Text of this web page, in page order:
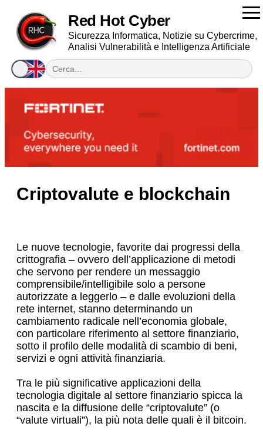
Red Hot Cyber
Sicurezza Informatica, Notizie su Cybercrime,
Analisi Vulnerabilità e Intelligenza Artificiale
Criptovalute e blockchain
Le nuove tecnologie, favorite dai progressi della
crittografia – ovvero dell’applicazione di metodi
che servono per rendere un messaggio
comprensibile/intelligibile solo a persone
autorizzate a leggerlo – e dalle evoluzioni della
rete internet, stanno determinando un
cambiamento radicale nell’economia globale,
con particolare riferimento al settore finanziario,
sotto il profilo delle modalità di scambio di beni,
servizi e ogni attività finanziaria.
Tra le più significative applicazioni della
tecnologia digitale al settore finanziario spicca la
nascita e la diffusione delle “criptovalute” (o
“valute virtuali”), la più nota delle quali è il bitcoin.